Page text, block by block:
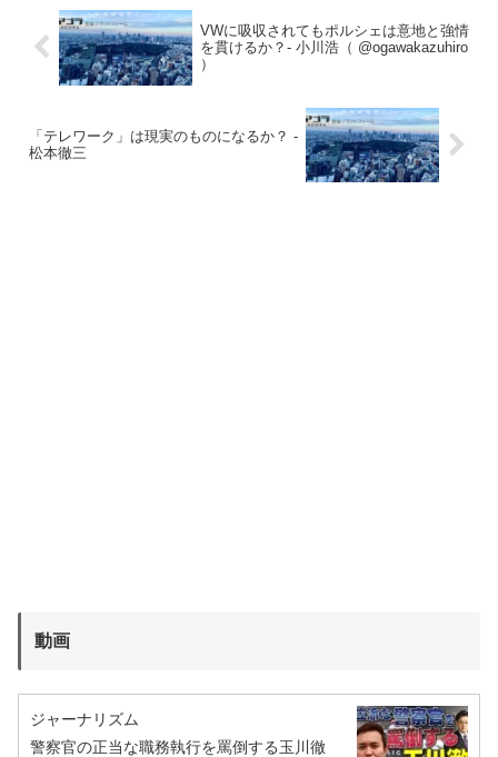
VWに吸収されてもポルシェは意地と強情
を貫けるか？- 小川浩（ @ogawakazuhiro
）
「テレワーク」は現実のものになるか？ -
松本徹三
動画
ジャーナリズム
警察官の正当な職務執行を罵倒する玉川徹